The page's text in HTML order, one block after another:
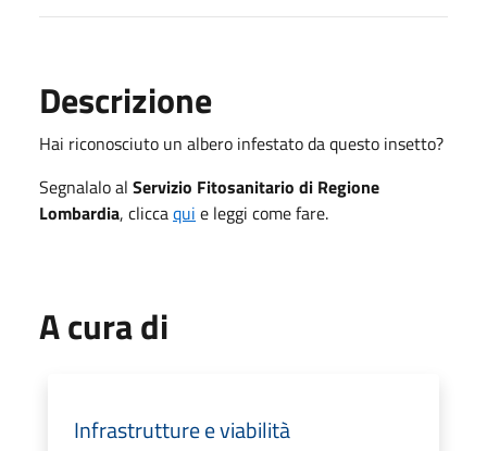
Descrizione
Hai riconosciuto un albero infestato da questo insetto?
Segnalalo al Servizio Fitosanitario di Regione
Lombardia, cliccaqui e leggi come fare.
A cura di
Infrastrutture e viabilità